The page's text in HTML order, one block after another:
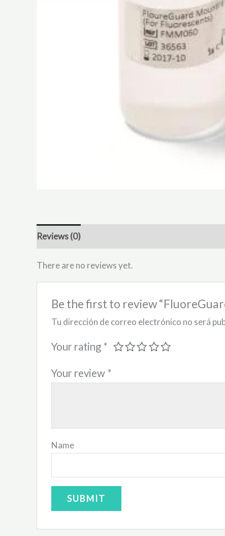
Reviews (0)
There are no reviews yet.
Be the first to review
Tu dirección de correo electrónico no será
Your rating *
Your review *
Name